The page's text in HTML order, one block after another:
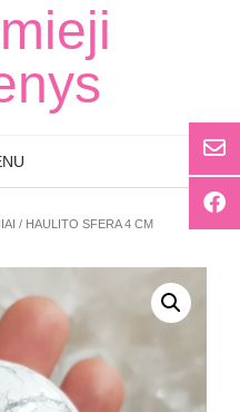
/ HAULITO SFERA 4 CM